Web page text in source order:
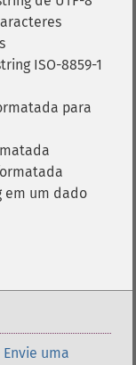
ISO-8859-1
para
em um dado
Envie uma